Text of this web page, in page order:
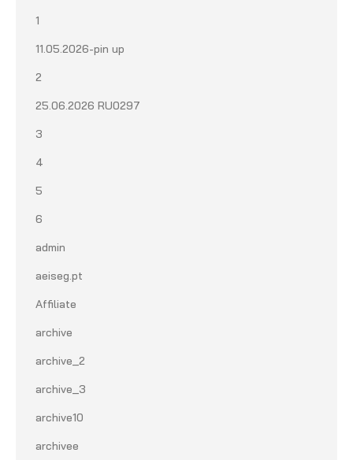
1
11.05.2026-pin up
2
25.06.2026 RU0297
3
4
5
6
admin
aeiseg.pt
Affiliate
archive
archive_2
archive_3
archive10
archivee